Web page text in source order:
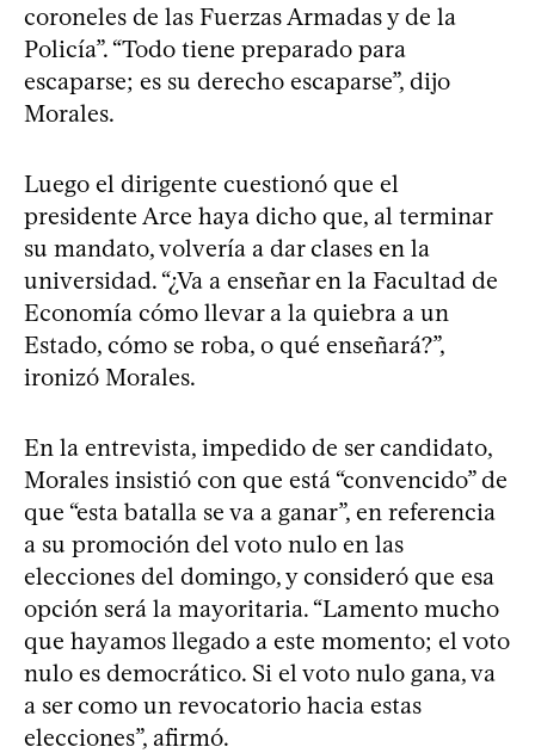
coroneles de las Fuerzas Armadas y de la
Policía”. “Todo tiene preparado para
escaparse; es su derecho escaparse”, dijo
Morales.
Luego el dirigente cuestionó que el
presidente Arce haya dicho que, al terminar
su mandato, volvería a dar clases en la
universidad. “¿Va a enseñar en la Facultad de
Economía cómo llevar a la quiebra a un
Estado, cómo se roba, o qué enseñará?”,
ironizó Morales.
En la entrevista, impedido de ser candidato,
Morales insistió con que está “convencido” de
que “esta batalla se va a ganar”, en referencia
a su promoción del voto nulo en las
elecciones del domingo, y consideró que esa
opción será la mayoritaria. “Lamento mucho
que hayamos llegado a este momento; el voto
nulo es democrático. Si el voto nulo gana, va
a ser como un revocatorio hacia estas
elecciones”, afirmó.